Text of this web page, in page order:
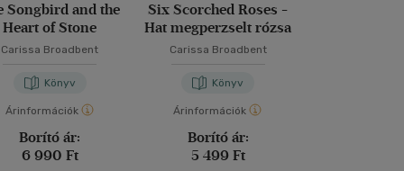
Songbird and the
Heart of Stone
Carissa Broadbent
Könyv
Árinformációk
Borító ár:
6 990 Ft
Six Scorched Roses -
Hat megperzselt rózsa
Carissa Broadbent
Könyv
Árinformációk
Borító ár:
5 499 Ft